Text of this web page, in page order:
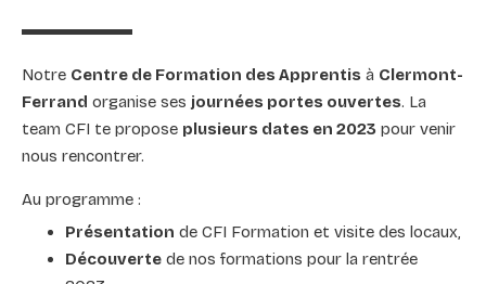
Notre Centre de Formation des Apprentis à Clermont-
Ferrand organise ses journées portes ouvertes. La
team CFI te propose plusieurs dates en 2023 pour venir
nous rencontrer.
Au programme :
Présentation de CFI Formation et visite des locaux,
Découverte de nos formations pour la rentrée